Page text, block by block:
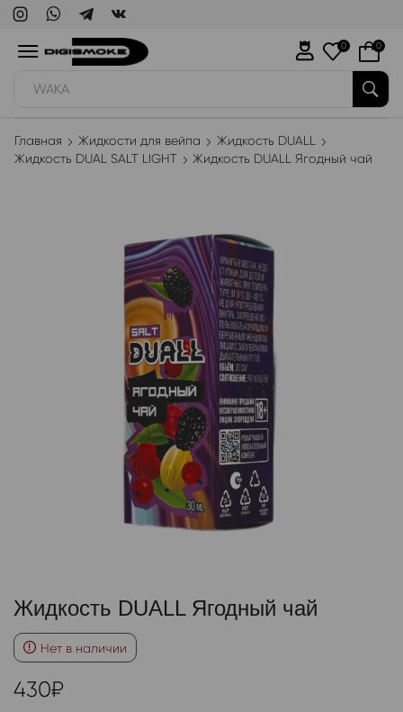
WAKA
0 0
Главная Жидкости для вейпа
Жидкость DUALL
Жидкость DUAL SALT LIGHT
Жидкость DUALL Ягодный чай
Жидкость DUALL Ягодный чай
Нет в наличии
430₽